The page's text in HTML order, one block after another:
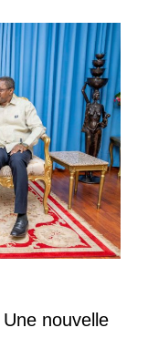
nouvelle